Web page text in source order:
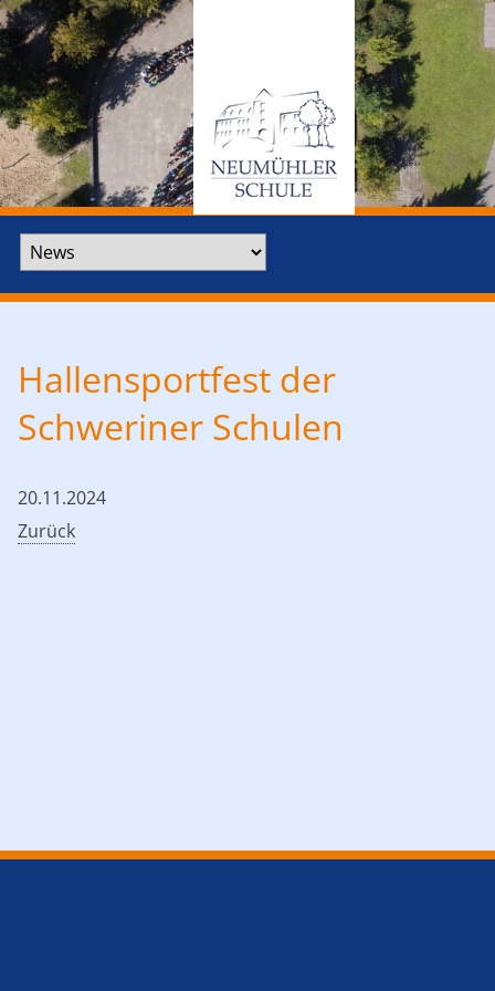
Hallensportfest der
Schweriner Schulen
20.11.2024
Zurück